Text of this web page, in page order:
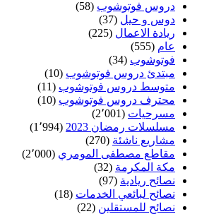
دروس فوتوشوب (58)
دوس و حيل (37)
ريادة الاعمال (225)
عام (555)
فوتوشوب (34)
مبتدئ دروس فوتوشوب (10)
متوسط دروس فوتوشوب (11)
محترف دروس فوتوشوب (10)
مسرحيات (2٬001)
مسلسلات رمضان 2023
(1٬994)
مشاريع ناشئة (270)
مقاطع مصطفى المومري (2٬000)
مكة المكرمة (32)
نصائح ريادية (97)
نصائح لبائعي الخدمات (18)
نصائح للمستقلين (22)